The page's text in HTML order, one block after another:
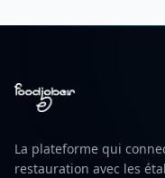
La plateforme qui
restauration avec les